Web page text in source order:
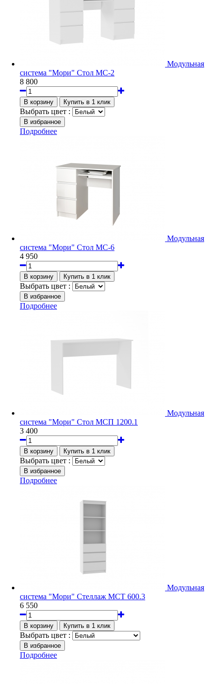
Модульная
система "Мори" Стол МС-2
8 800
Выбрать цвет :
Подробнее
Модульная
система "Мори" Стол МС-6
4 950
Выбрать цвет :
Подробнее
Модульная
система "Мори" Стол МСП 1200.1
3 400
Выбрать цвет :
Подробнее
Модульная
система "Мори" Стеллаж МСТ 600.3
6 550
Выбрать цвет :
Подробнее